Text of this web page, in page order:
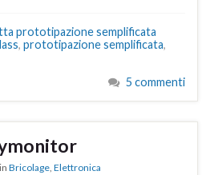
prototipazione semplificata
, prototipazione semplificata,
5 commenti
in Bricolage Elettronica